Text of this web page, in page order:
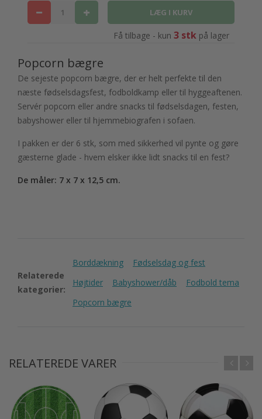
Få tilbage - kun 3 stkpå lager
Popcorn bægre
De sejeste popcorn bægre, der er helt perfekte til den
næste fødselsdagsfest, fodboldkamp eller til hyggeaftenen.
Servér popcorn eller andre snacks til fødselsdagen, festen,
babyshower eller til hjemmebiografen i sofaen.
I pakken er der 6 stk, som med sikkerhed vil pynte og gøre
gæsterne glade - hvem elsker ikke lidt snacks til en fest?
De måler: 7 x 7 x 12,5 cm.
Relaterede
kategorier:
Borddækning
Fødselsdag og fest
Højtider
Babyshower/dåb
Fodbold tema
Popcorn bægre
RELATEREDE VARER